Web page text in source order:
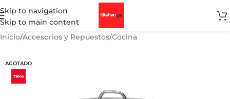
Skip to navigation
Skip to main content
Inicio/Accesorios y Repuestos/Cocina
AGOTADO